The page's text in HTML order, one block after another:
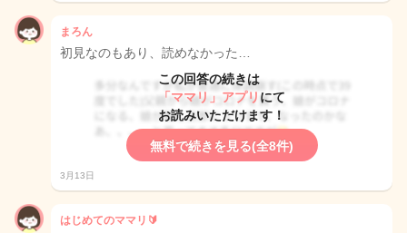
まろん
初見なのもあり、読めなかった…
この回答の続きは
「ママリ」アプリ にて
お読みいただけます！
無料で続きを見る(全8件)
3月13日
はじめてのママリ🔰